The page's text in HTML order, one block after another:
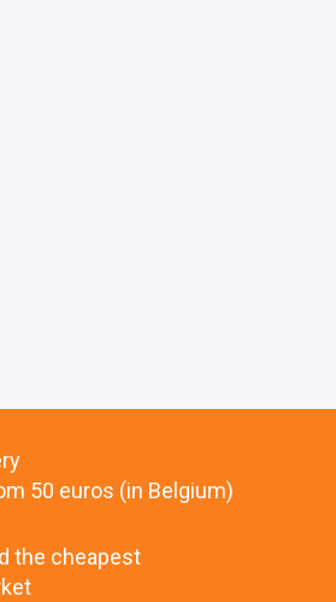
50 euros (in Belgium)
the cheapest